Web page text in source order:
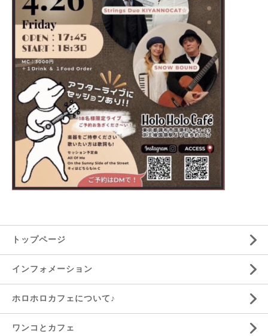
トップページ
インフォメーション
ホロホロカフェについて♪
ワンコとカフェ